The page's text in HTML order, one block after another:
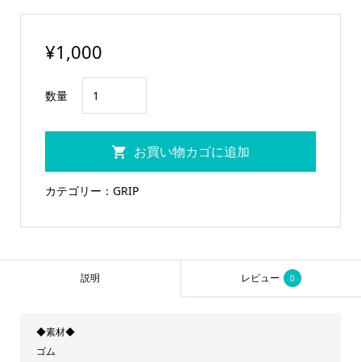
¥1,000
数量
ト
ラ
グ
お買い物カゴに追加
カテゴリー： GRIP
説明 レビュー 0
◆素材◆
ゴム